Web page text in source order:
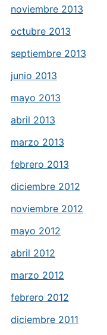
noviembre 2013
octubre 2013
septiembre 2013
junio 2013
mayo 2013
abril 2013
marzo 2013
febrero 2013
diciembre 2012
noviembre 2012
mayo 2012
abril 2012
marzo 2012
febrero 2012
diciembre 2011